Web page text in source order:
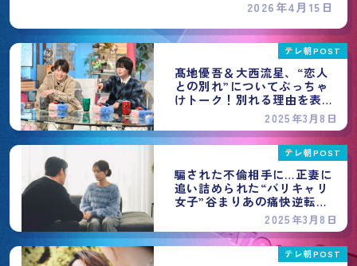
2026年4月15日
テレ朝POST
髙地優吾＆大西流星、“恋人
との別れ”についてぶっちゃ
けトーク！別れる理由を表
に!?＜僕のあざとい元カノ＞
2025年3月8日
テレ朝POST
騙された不倫相手に…正妻に
追い詰められた“バリキャリ
女子”谷まりあの痛快逆転劇
にスカッ！＜僕のあざとい元
カノ＞
2025年3月8日
テレ朝POST